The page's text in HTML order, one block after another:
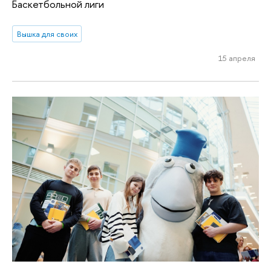
Баскетбольной лиги
Вышка для своих
15 апреля